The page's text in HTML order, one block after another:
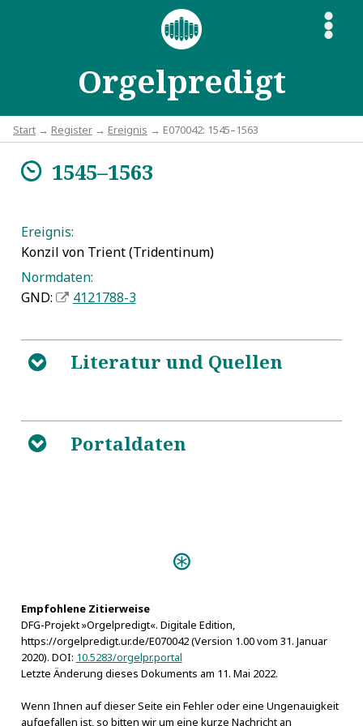
Orgelpredigt
S
Start → Register → Ereignis → E070042: 1545–1563
m1545–1563
Ereignis:
Konzil von Trient (Tridentinum)
Normdaten:
GND:
4121788-3
B Literatur und Quellen
5
https://de.wikipedia.org/wiki/Konzil_von_Trient
B Portaldaten
Vivum Dei Organum
abzustattende Lob (Altenburg s.a.)
Das Neue Lied (Freiberg
1735)
Empfohlene Zitierweise
DFG-Projekt »Orgelpredigt«. Digitale Edition,
https://orgelpredigt.ur.de/E070042 (Version 1.00 vom 31. Januar
2020). DOI: 10.5283/orgelpr.portal
Letzte Änderung dieses Dokuments am 11. Mai 2022.
Wenn Ihnen auf dieser Seite ein Fehler oder eine Ungenauigkeit
aufgefallen ist, so bitten wir um eine kurze Nachricht an